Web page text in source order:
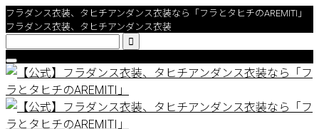
フラダンス衣装、タヒチアンダンス衣装なら「フラとタヒチのAREMITI」
フラダンス衣装、タヒチアンダンス衣装
